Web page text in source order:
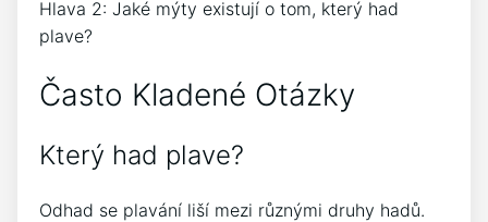
Hlava 2: Jaké mýty existují o tom, který had
plave?
Často Kladené Otázky
Který had plave?
Odhad se plavání liší mezi různými druhy hadů.